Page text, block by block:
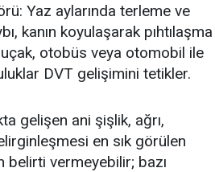
Yaz aylarında terleme ve
kanın koyulaşarak pıhtılaşma
uçak, otobüs veya otomobil ile
DVT gelişimini tetikler.
gelişen ani şişlik, ağrı,
en sık görülen
belirti vermeyebilir; bazı